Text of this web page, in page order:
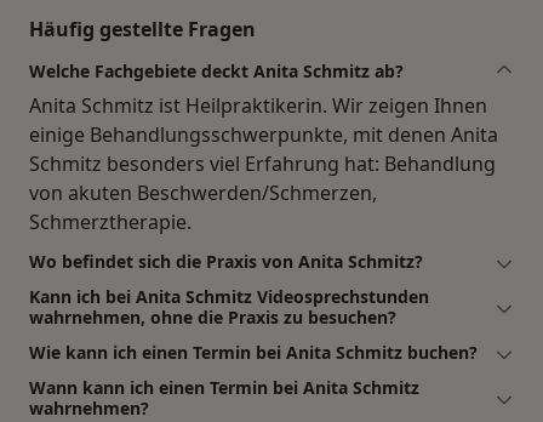
Häufig gestellte Fragen
Welche Fachgebiete deckt Anita Schmitz ab?
Anita Schmitz ist Heilpraktikerin. Wir zeigen Ihnen
einige Behandlungsschwerpunkte, mit denen Anita
Schmitz besonders viel Erfahrung hat: Behandlung
von akuten Beschwerden/Schmerzen,
Schmerztherapie.
Wo befindet sich die Praxis von Anita Schmitz?
Kann ich bei Anita Schmitz Videosprechstunden
wahrnehmen, ohne die Praxis zu besuchen?
Wie kann ich einen Termin bei Anita Schmitz buchen?
Wann kann ich einen Termin bei Anita Schmitz
wahrnehmen?